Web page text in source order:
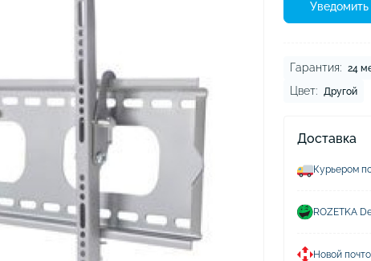
Уведомить
Гарантия: 24
Цвет: Другой
Доставка
Курьером
ROZETKA
Новой